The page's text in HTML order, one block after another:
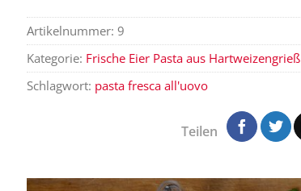
Artikelnummer: 9
Kategorie: Frische Eier Pasta aus Hartweizengrieß
Schlagwort: pasta fresca all'uovo
Teilen